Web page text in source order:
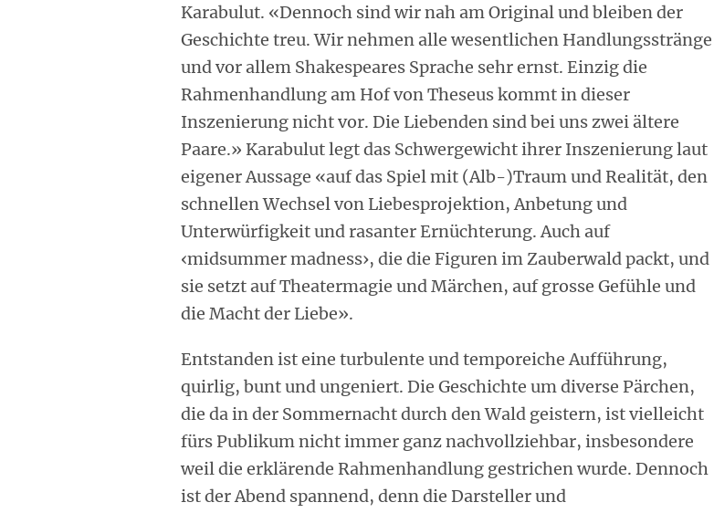
Karabulut. «Dennoch sind wir nah am Original und bleiben der
Geschichte treu. Wir nehmen alle wesentlichen Handlungsstränge
und vor allem Shakespeares Sprache sehr ernst. Einzig die
Rahmenhandlung am Hof von Theseus kommt in dieser
Inszenierung nicht vor. Die Liebenden sind bei uns zwei ältere
Paare.» Karabulut legt das Schwergewicht ihrer Inszenierung laut
eigener Aussage «auf das Spiel mit (Alb-)Traum und Realität, den
schnellen Wechsel von Liebesprojektion, Anbetung und
Unterwürfigkeit und rasanter Ernüchterung. Auch auf
‹midsummer madness›, die die Figuren im Zauberwald packt, und
sie setzt auf Theatermagie und Märchen, auf grosse Gefühle und
die Macht der Liebe».
Entstanden ist eine turbulente und temporeiche Aufführung,
quirlig, bunt und ungeniert. Die Geschichte um diverse Pärchen,
die da in der Sommernacht durch den Wald geistern, ist vielleicht
fürs Publikum nicht immer ganz nachvollziehbar, insbesondere
weil die erklärende Rahmenhandlung gestrichen wurde. Dennoch
ist der Abend spannend, denn die Darsteller und